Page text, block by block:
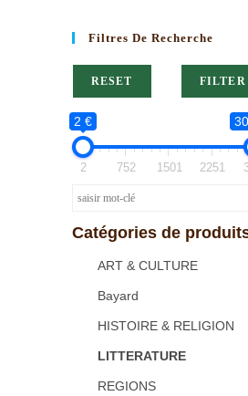
Filtres De Recherche
RESET FILTER
2 €
2 752 1501 2251
Catégories de
ART & CULTURE
Bayard
HISTOIRE & RELIGION
LITTERATURE
REGIONS